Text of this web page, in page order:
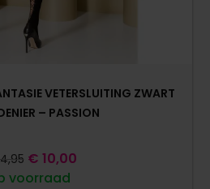
VETERSLUITING ZWART
– PASSION
voorraad
€ 10,00